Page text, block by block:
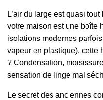
L’air du large est quasi
votre maison est une boîte
isolations modernes
vapeur en plastique), cette
? Condensation,
sensation de linge mal
Le secret des anciennes